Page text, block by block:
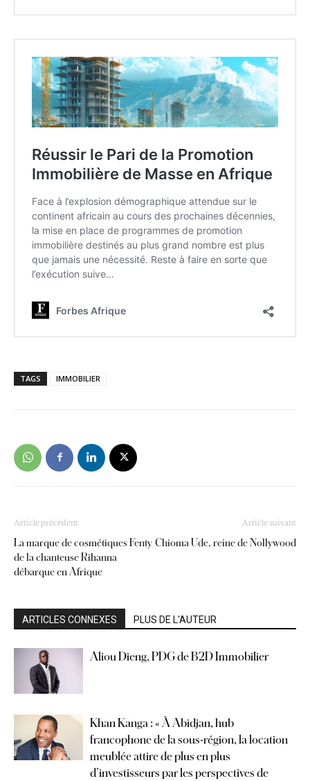
TAGS IMMOBILIER
Article précédent
La marque de cosmétiques Fenty
de la chanteuse Rihanna
débarque en Afrique
Article suivant
Chioma Ude, reine de Nollywood
ARTICLES CONNEXES PLUS DE L'AUTEUR
Aliou Dieng, PDG de B2D Immobilier
Khan Kanga : « À Abidjan, hub
francophone de la sous-région, la location
meublée attire de plus en plus
d’investisseurs par les perspectives de